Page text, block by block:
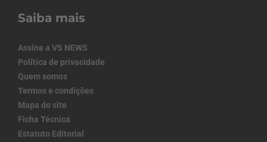
Saiba mais
Assine a VS NEWS
Política de privacidade
Quem somos
Termos e condições
Mapa do site
Ficha Técnica
Estatuto Editorial